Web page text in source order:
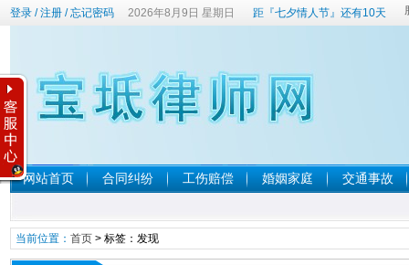
登录/注册/忘记密码 2026年8月9日 星期日 距『七夕情人节』还有10天
网站首页 合同纠纷 工伤赔偿 婚姻家庭 交通事故
当前位置： 首页> 标签：发现